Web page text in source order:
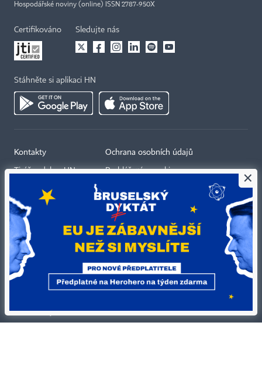
Hospodářské noviny (online) ISSN 2787-950X
Certifikováno Sledujte nás
Stáhněte si aplikaci HN
Kontakty
Tiráž redakce HN
Economia
Kariéra v HN
Ceník inzerce
Ochrana osobních údajů
Prohlášení o cookies
Nastavení soukromí
Všeobecné smluvní podmínky
Koupit / darovat předplatné
Eventy
RSS kanály
×